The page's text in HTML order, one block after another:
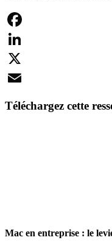
Facebook
LinkedIn
X
Téléchargez cette
Mac en entreprise : le